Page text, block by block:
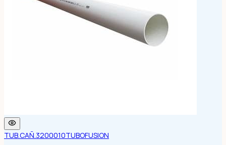
TUB.CAÑ.3200010TUBOFUSION